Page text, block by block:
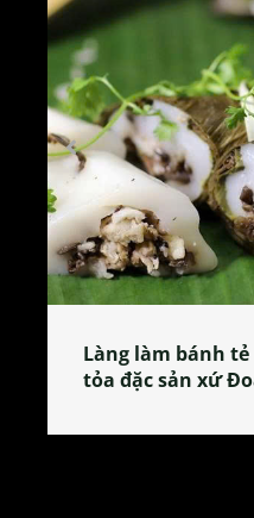
Làng làm bánh
tỏa đặc sản xứ